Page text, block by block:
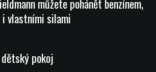
můžete pohánět benzínem,
vlastními silami
pokoj